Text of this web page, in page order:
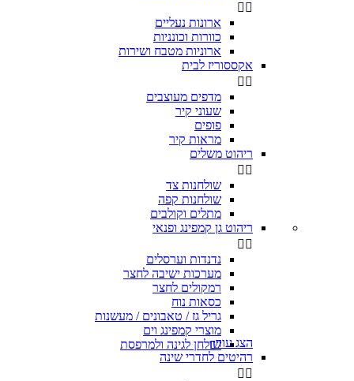
 
ארונות נעליים
כוורות וכונניות
ארוניות מטבח ושירות
אקססוריז לבית
 
מדפים מעוצבים
שעוני קיר
פופים
מראות קיר
ריהוט משלים
 
שולחנות צד
שולחנות קפה
מתלים וקולבים
ריהוט גן קמפינג ופנאי
 
נדנדות וערסלים
מערכות ישיבה לחצר
רמקולים לחצר
כסאות נוח
גריל גז / טאבונים / מעשנות
מוצרי קמפינג וים
שולחן לגינה ולמרפסתהצג עוד
רהיטים לחדרי שינה
 